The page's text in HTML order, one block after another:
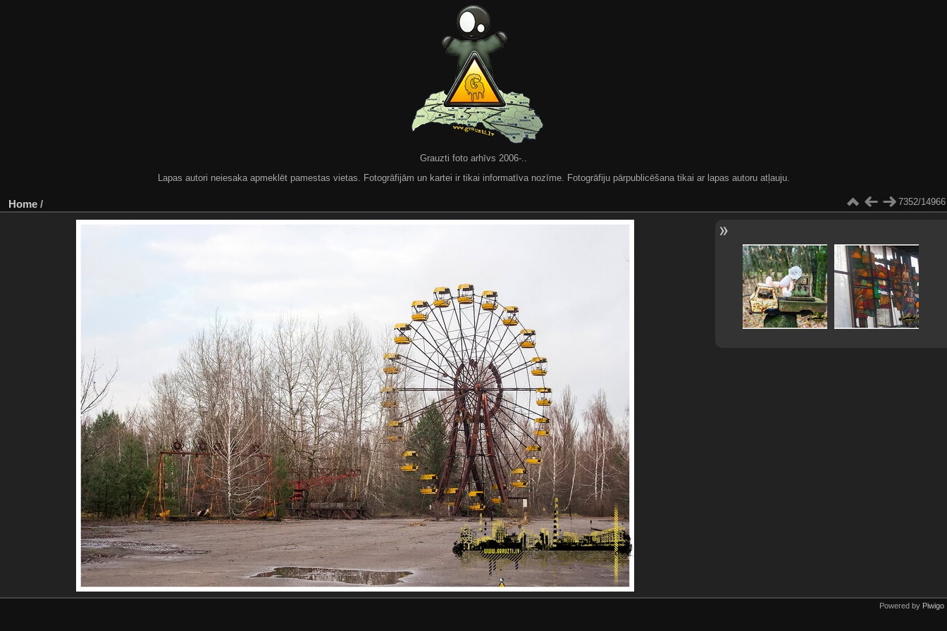
Grauzti foto arhīvs 2006-..
Lapas autori neiesaka apmeklēt pamestas vietas. Fotogrāfijām un kartei ir tikai informatīva nozīme. Fotogrāfiju pārpublicēšana tikai ar lapas autoru atļauju.
Home / 7352/14966
Powered by Piwigo